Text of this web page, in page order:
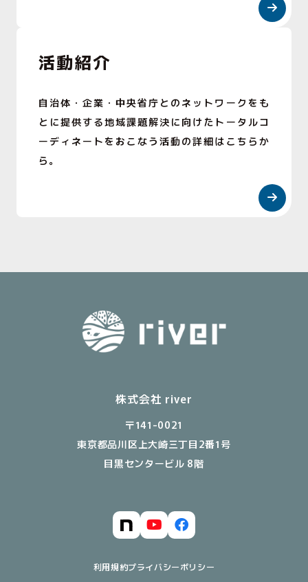
活動紹介
自治体・企業・中央省庁とのネットワークをも
とに提供する地域課題解決に向けたトータルコ
ーディネートをおこなう活動の詳細はこちらか
ら。
株式会社 river
〒141-0021
東京都品川区上大崎三丁目2番1号
目黒センタービル 8階
利用規約プライバシーポリシー